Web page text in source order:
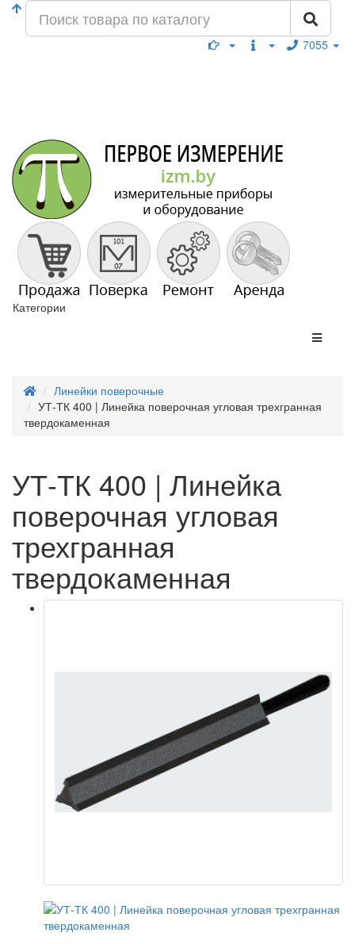
7055
Категории
Линейки поверочные
УТ-ТК 400 | Линейка поверочная угловая трехгранная
твердокаменная
УТ-ТК 400 | Линейка
поверочная угловая
трехгранная
твердокаменная